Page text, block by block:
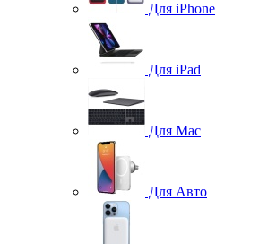
Для iPhone
Для iPad
Для Mac
Для Авто